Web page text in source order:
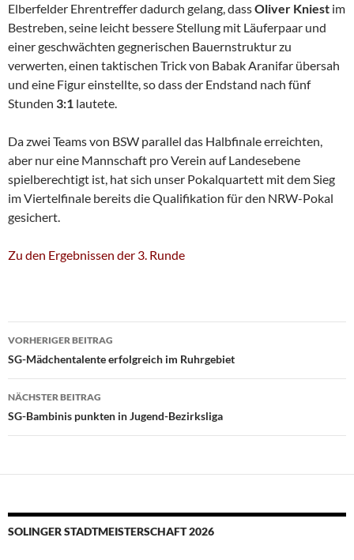
Elberfelder Ehrentreffer dadurch gelang, dassOliver Kniest im
Bestreben, seine leicht bessere Stellung mit Läuferpaar und
einer geschwächten gegnerischen Bauernstruktur zu
verwerten, einen taktischen Trick von Babak Aranifar übersah
und eine Figur einstellte, so dass der Endstand nach fünf
Stunden 3:1 lautete.
Da zwei Teams von BSW parallel das Halbfinale erreichten,
aber nur eine Mannschaft pro Verein auf Landesebene
spielberechtigt ist, hat sich unser Pokalquartett mit dem Sieg
im Viertelfinale bereits die Qualifikation für den NRW-Pokal
gesichert.
Zu den Ergebnissen der 3. Runde
Beitragsnavigation
VORHERIGER BEITRAG
SG-Mädchentalente erfolgreich im Ruhrgebiet
NÄCHSTER BEITRAG
SG-Bambinis punkten in Jugend-Bezirksliga
SOLINGER STADTMEISTERSCHAFT 2026